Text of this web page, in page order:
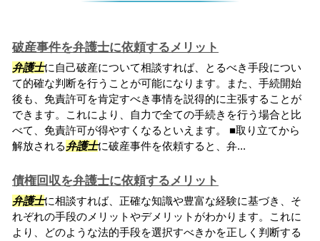
破産事件を弁護士に依頼するメリット
弁護士に自己破産について相談すれば、とるべき手段につい
て的確な判断を行うことが可能になります。また、手続開始
後も、免責許可を肯定すべき事情を説得的に主張することが
できます。これにより、自力で全ての手続きを行う場合と比
べて、免責許可が得やすくなるといえます。 ■取り立てから
解放される弁護士に破産事件を依頼すると、弁...
債権回収を弁護士に依頼するメリット
弁護士に相談すれば、正確な知識や豊富な経験に基づき、そ
れぞれの手段のメリットやデメリットがわかります。これに
より、どのような法的手段を選択すべきかを正しく判断する